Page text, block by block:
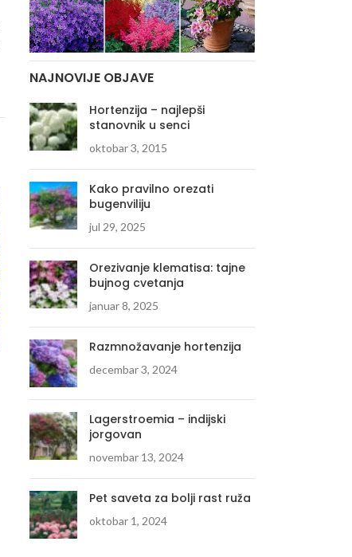
NAJNOVIJE OBJAVE
Hortenzija – najlepši
stanovnik u senci
oktobar 3, 2015
Kako pravilno orezati
bugenviliju
jul 29, 2025
Orezivanje klematisa: tajne
bujnog cvetanja
januar 8, 2025
Razmnožavanje hortenzija
decembar 3, 2024
Lagerstroemia – indijski
jorgovan
novembar 13, 2024
Pet saveta za bolji rast ruža
oktobar 1, 2024